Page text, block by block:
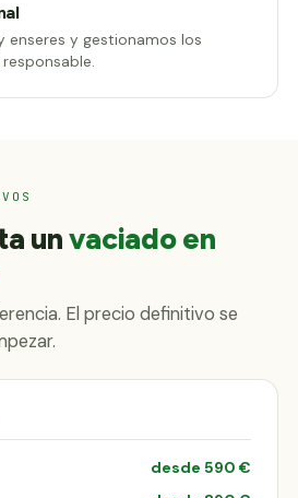
enseres y gestionamos los
unvaciado en
El precio definitivo se
desde 590 €